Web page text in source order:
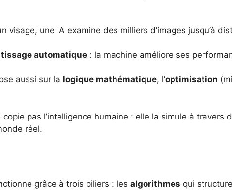
visage, une IA examine des milliers d’images jusqu’à
automatique : la machine améliore ses
aussi sur la logique mathématique, l’optimisation
copie pas l’intelligence humaine : elle la simule à
réel.
grâce à trois piliers : les algorithmes qui